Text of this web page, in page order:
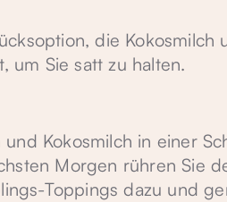
die Kokosmilch
um Sie satt zu halten.
Kokosmilch in einer
Morgen rühren Sie
Toppings dazu und